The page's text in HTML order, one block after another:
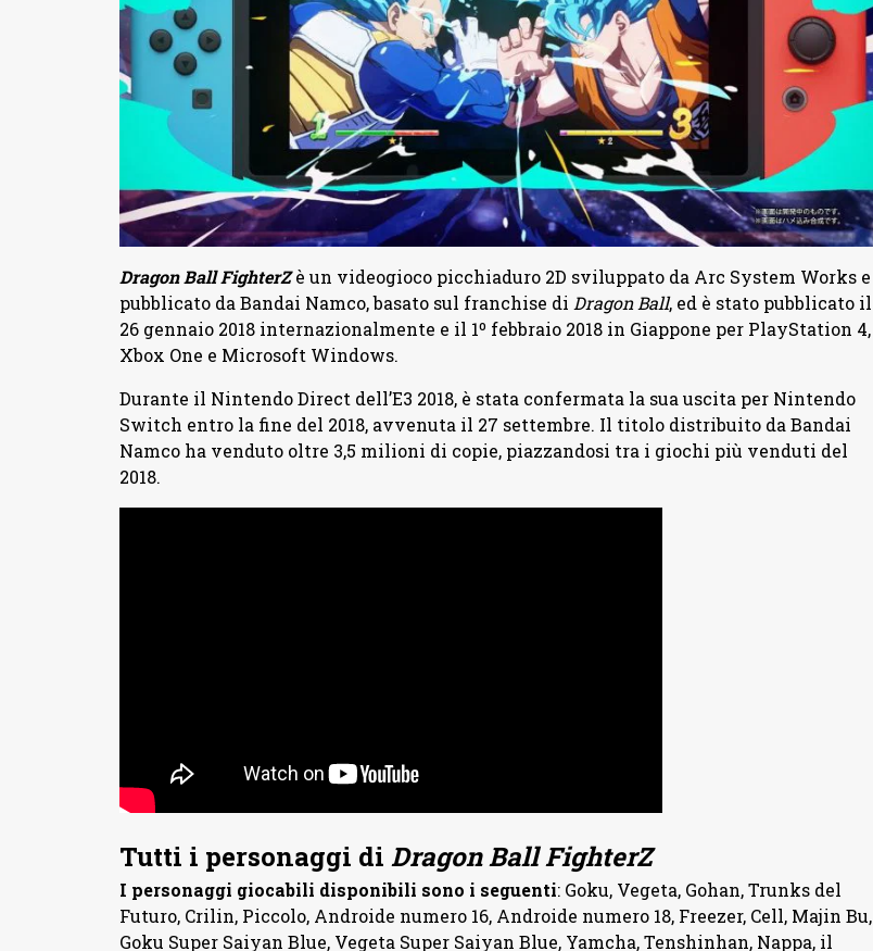
Dragon Ball FighterZè un videogioco picchiaduro 2D sviluppato da Arc System Works e
pubblicato da Bandai Namco, basato sul franchise di Dragon Ball, ed è stato pubblicato il
26 gennaio 2018 internazionalmente e il 1º febbraio 2018 in Giappone per PlayStation 4,
Xbox One e Microsoft Windows.
Durante il Nintendo Direct dell’E3 2018, è stata confermata la sua uscita per Nintendo
Switch entro la fine del 2018, avvenuta il 27 settembre. Il titolo distribuito da Bandai
Namco ha venduto oltre 3,5 milioni di copie, piazzandosi tra i giochi più venduti del
2018.
Tutti i personaggi di Dragon Ball FighterZ
I personaggi giocabili disponibili sono i seguenti: Goku, Vegeta, Gohan, Trunks del
Futuro, Crilin, Piccolo, Androide numero 16, Androide numero 18, Freezer, Cell, Majin Bu,
Goku Super Saiyan Blue, Vegeta Super Saiyan Blue, Yamcha, Tenshinhan, Nappa, il